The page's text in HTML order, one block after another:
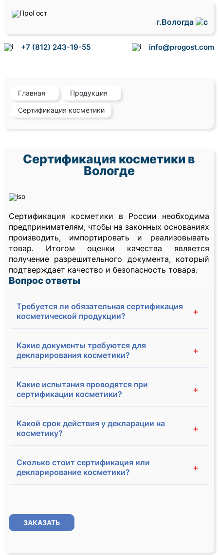
г.Вологда
+7 (812) 243-19-55 info@progost.com
Главная Продукция
Сертификация косметики
Сертификация косметики в
Вологде
Сертификация косметики в России необходима
предпринимателям, чтобы на законных основаниях
производить, импортировать и реализовывать
товар. Итогом оценки качества является
получение разрешительного документа, который
подтверждает качество и безопасность товара.
Вопрос ответы
Требуется ли обязательная сертификация
косметической продукции?
+
Какие документы требуются для
декларирования косметики?
+
Какие испытания проводятся при
сертификации косметики?
+
Какой срок действия у декларации на
косметику?
+
Сколько стоит сертификация или
декларирование косметики?
+
ЗАКАЗАТЬ